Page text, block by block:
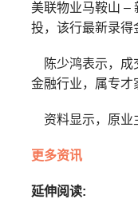
美联物业马鞍山 –
投，该行最新录得
陈少鸿表示，成
金融行业，属专才
资料显示，原业
更多资讯
延伸阅读: